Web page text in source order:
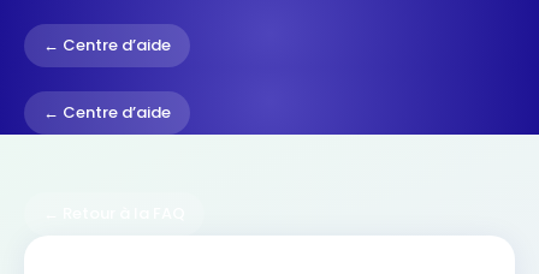
← Centre d’aide
← Centre d’aide